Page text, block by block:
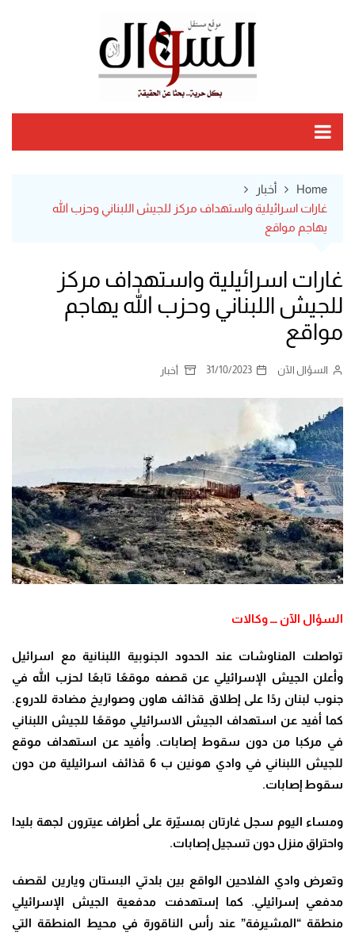
Home
أخبار
غارات اسرائيلية واستهداف مركز للجيش اللبناني وحزب الله
يهاجم مواقع
غارات اسرائيلية واستهداف مركز
للجيش اللبناني وحزب الله يهاجم
مواقع
السؤال الآن 31/10/2023 أخبار
السؤال الآن ـــ وكالات
تواصلت المناوشات عند الحدود الجنوبية اللبنانية مع اسرائيل
وأعلن الجيش الإسرائيلي عن قصفه موقعًا تابعًا لحزب الله في
جنوب لبنان ردًا على إطلاق قذائف هاون وصواريخ مضادة للدروع.
كما أفيد عن استهداف الجيش الاسرائيلي موقعًا للجيش اللبناني
في مركبا من دون سقوط إصابات. وأفيد عن استهداف موقع
للجيش اللبناني في وادي هونين ب 6 قذائف اسرائيلية من دون
سقوط إصابات.
ومساء اليوم سجل غارتان بمسيّرة على أطراف عيترون لجهة بليدا
واحتراق منزل دون تسجيل إصابات.
وتعرض وادي الفلاحين الواقع بين بلدتي البستان ويارين لقصف
مدفعي إسرائيلي. كما إستهدفت مدفعية الجيش الإسرائيلي
منطقة “المشيرفة” عند رأس الناقورة في محيط المنطقة التي